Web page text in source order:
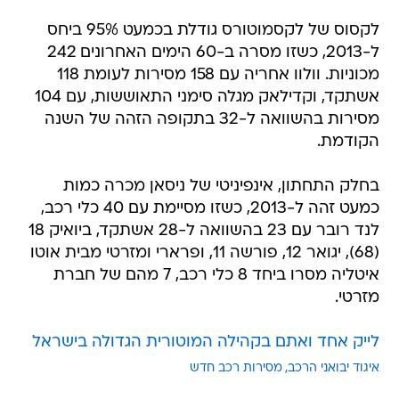
לקסוס של לקסמוטורס גודלת בכמעט 95% ביחס
ל-2013, כשזו מסרה ב-60 הימים האחרונים 242
מכוניות. וולוו אחריה עם 158 מסירות לעומת 118
אשתקד, וקדילאק מגלה סימני התאוששות, עם 104
מסירות בהשוואה ל-32 בתקופה הזהה של השנה
הקודמת.
בחלק התחתון, אינפיניטי של ניסאן מכרה כמות
כמעט זהה ל-2013, כשזו מסיימת עם 40 כלי רכב,
לנד רובר עם 23 בהשוואה ל-28 אשתקד, ביואיק 18
(68), יגואר 12, פורשה 11, ופרארי ומזרטי מבית אוטו
איטליה מסרו ביחד 8 כלי רכב, 7 מהם של חברת
מזרטי.
לייק אחד ואתם בקהילה המוטורית הגדולה בישראל
איגוד יבואני הרכב מסירות רכב חדש